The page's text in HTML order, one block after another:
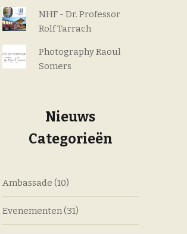
NHF - Dr. Professor
Rolf Tarrach
Photography Raoul
Somers
Nieuws
Categorieën
Ambassade (10)
Evenementen(31)